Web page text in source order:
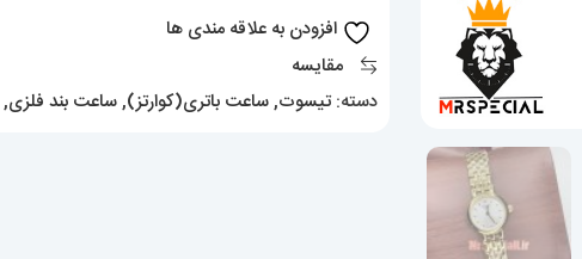
افزودن به علاقه مندی ها
مقایسه
دسته:تیسوت,ساعت باتری(کوارتز),ساعت بند فلزی,